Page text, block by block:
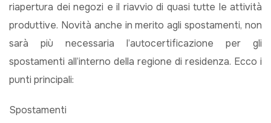
riapertura dei negozi e il riavvio di quasi tutte le attività
produttive. Novità anche in merito agli spostamenti, non
sarà più necessaria l’autocertificazione per gli
spostamenti all’interno della regione di residenza. Ecco i
punti principali:
Spostamenti